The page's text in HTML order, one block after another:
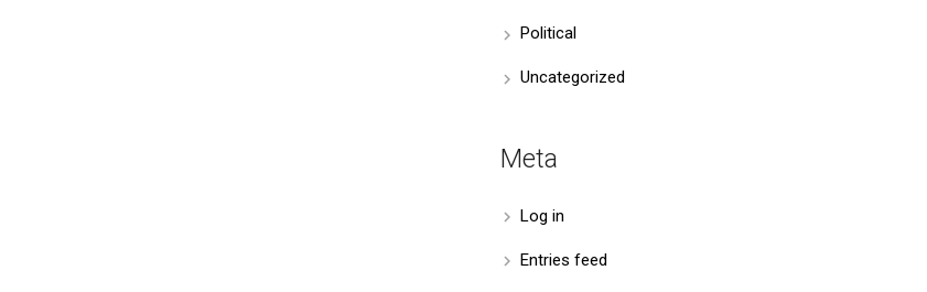
Political
Uncategorized
Meta
Log in
Entries feed